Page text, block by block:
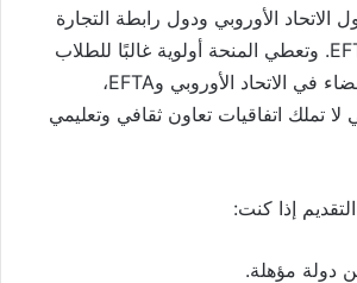
الاتحاد الأوروبي ودول رابطة التجارة
الحرة الأوروبية EFTA. وتعطي المنحة أولوية غالبًا للطلاب
من الدول غير الأعضاء في الاتحاد الأوروبي وEFTA،
تملك اتفاقيات تعاون ثقافي وتعليمي
إذا كنت:
دولة مؤهلة.